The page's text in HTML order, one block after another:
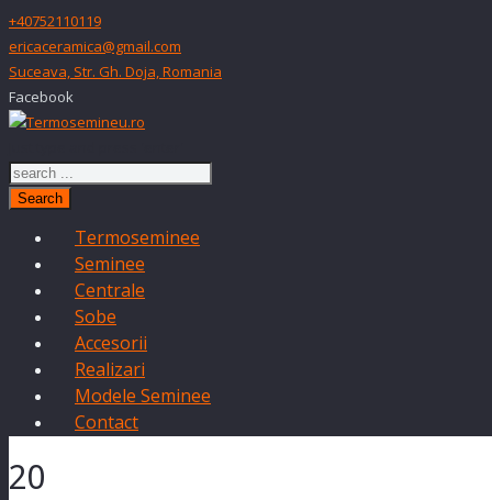
+40752110119
ericaceramica@gmail.com
Suceava, Str. Gh. Doja, Romania
Facebook
Search
Termoseminee
Seminee
Centrale
Sobe
Accesorii
Realizari
Modele Seminee
Contact
20